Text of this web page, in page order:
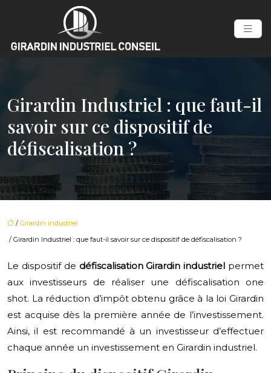
Girardin Industriel : que faut-il
savoir sur ce dispositif de
défiscalisation ?
/ Girardin industriel
/ Girardin Industriel : que faut-il savoir sur ce dispositif de défiscalisation ?
Le dispositif de défiscalisation Girardin industriel permet
aux investisseurs de réaliser une défiscalisation one
shot. La réduction d’impôt obtenu grâce à la loi Girardin
est acquise dès la première année de l’investissement.
Ainsi, il est recommandé à un investisseur d’effectuer
chaque année un investissement en Girardin industriel.